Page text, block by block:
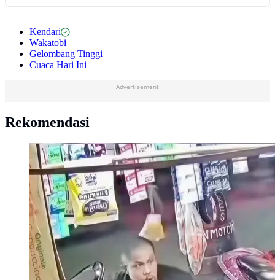
Kendari
Wakatobi
Gelombang Tinggi
Cuaca Hari Ini
Advertisement
Rekomendasi